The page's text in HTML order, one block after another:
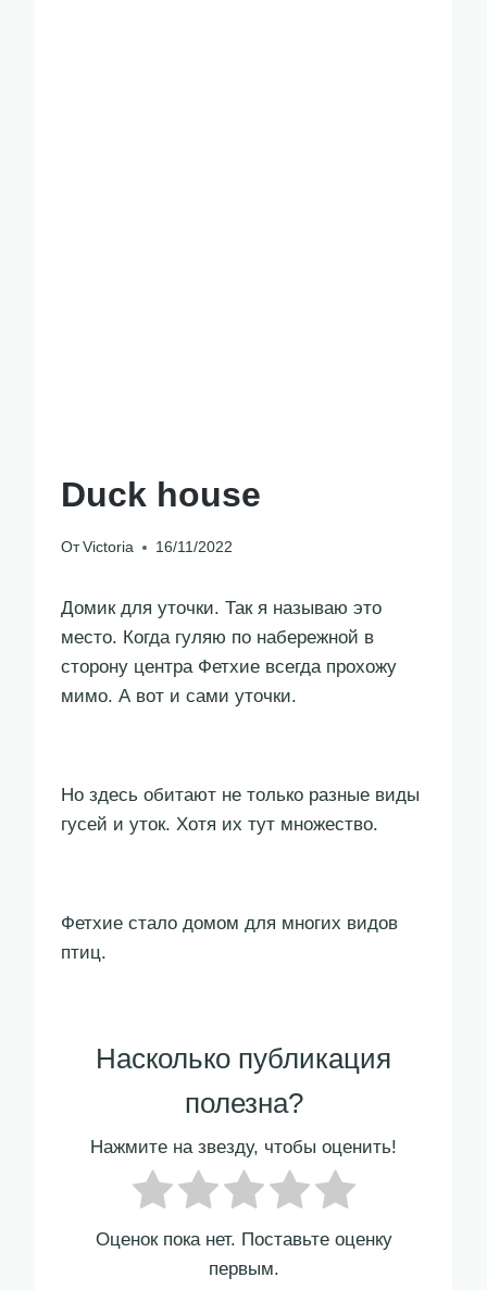
Duck house
От Victoria 16/11/2022
Домик для уточки. Так я называю это
место. Когда гуляю по набережной в
сторону центра Фетхие всегда прохожу
мимо. А вот и сами уточки.
Но здесь обитают не только разные виды
гусей и уток. Хотя их тут множество.
Фетхие стало домом для многих видов
птиц.
Насколько публикация
полезна?
Нажмите на звезду, чтобы оценить!
Оценок пока нет. Поставьте оценку
первым.